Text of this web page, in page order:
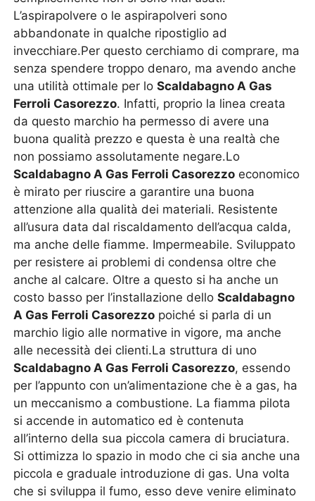
L’aspirapolvere o le aspirapolveri sono
abbandonate in qualche ripostiglio ad
invecchiare.Per questo cerchiamo di comprare, ma
senza spendere troppo denaro, ma avendo anche
una utilità ottimale per loScaldabagno A Gas
Ferroli Casorezzo. Infatti, proprio la linea creata
da questo marchio ha permesso di avere una
buona qualità prezzo e questa è una realtà che
non possiamo assolutamente negare.Lo
Scaldabagno A Gas Ferroli Casorezzo economico
è mirato per riuscire a garantire una buona
attenzione alla qualità dei materiali. Resistente
all’usura data dal riscaldamento dell’acqua calda,
ma anche delle fiamme. Impermeabile. Sviluppato
per resistere ai problemi di condensa oltre che
anche al calcare. Oltre a questo si ha anche un
costo basso per l’installazione delloScaldabagno
A Gas Ferroli Casorezzo poiché si parla di un
marchio ligio alle normative in vigore, ma anche
alle necessità dei clienti.La struttura di uno
Scaldabagno A Gas Ferroli Casorezzo, essendo
per l’appunto con un’alimentazione che è a gas, ha
un meccanismo a combustione. La fiamma pilota
si accende in automatico ed è contenuta
all’interno della sua piccola camera di bruciatura.
Si ottimizza lo spazio in modo che ci sia anche una
piccola e graduale introduzione di gas. Una volta
che si sviluppa il fumo, esso deve venire eliminato